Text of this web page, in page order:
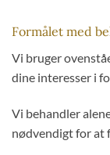
Formålet med
Vi bruger
dine interesser i
Vi behandler
nødvendigt for at